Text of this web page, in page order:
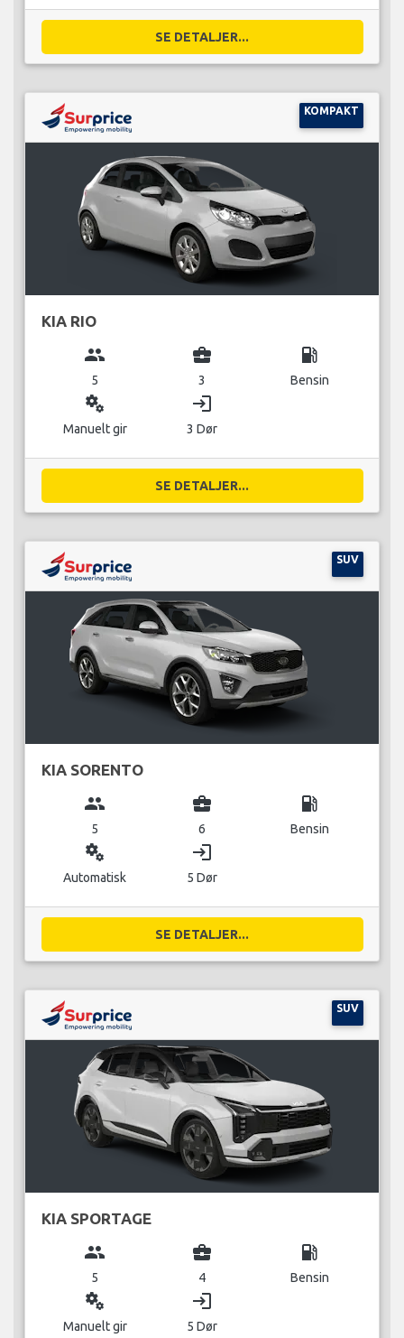
SE DETALJER...
KOMPAKT
KIA RIO
group
5
business_center
3
local_gas_station
Bensin
miscellaneous_services
Manuelt gir
login
3 Dør
SE DETALJER...
SUV
KIA SORENTO
group
5
business_center
6
local_gas_station
Bensin
miscellaneous_services
Automatisk
login
5 Dør
SE DETALJER...
SUV
KIA SPORTAGE
group
5
business_center
4
local_gas_station
Bensin
miscellaneous_services
Manuelt gir
login
5 Dør